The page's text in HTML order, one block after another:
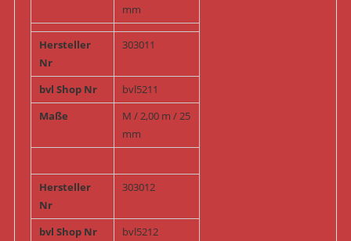
mm
Hersteller
Nr
303011
bvl Shop Nr
bvl5211
Maße
M / 2,00 m / 25
mm
Hersteller
Nr
303012
bvl Shop Nr
bvl5212